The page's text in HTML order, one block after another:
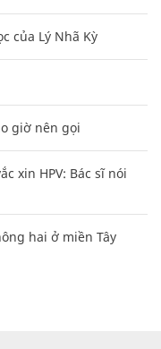
của Lý Nhã Kỳ
giờ nên gọi
xin HPV: Bác sĩ nói
hai ở miền Tây